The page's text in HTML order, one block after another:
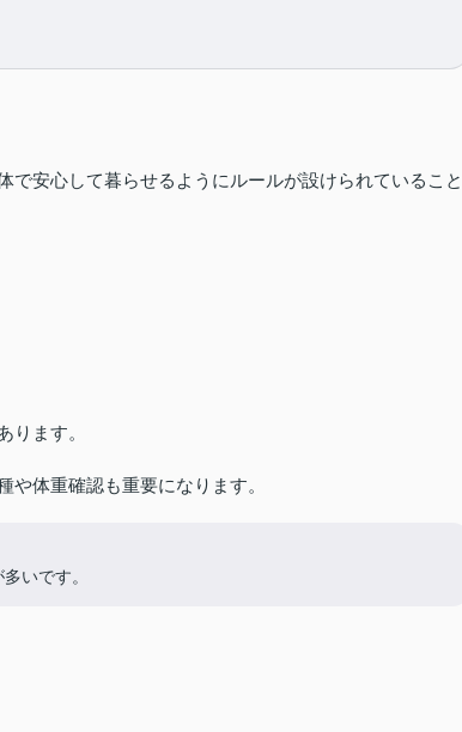
で安心して暮らせるようにルールが設けられていること
ります。
体重確認も重要になります。
いです。